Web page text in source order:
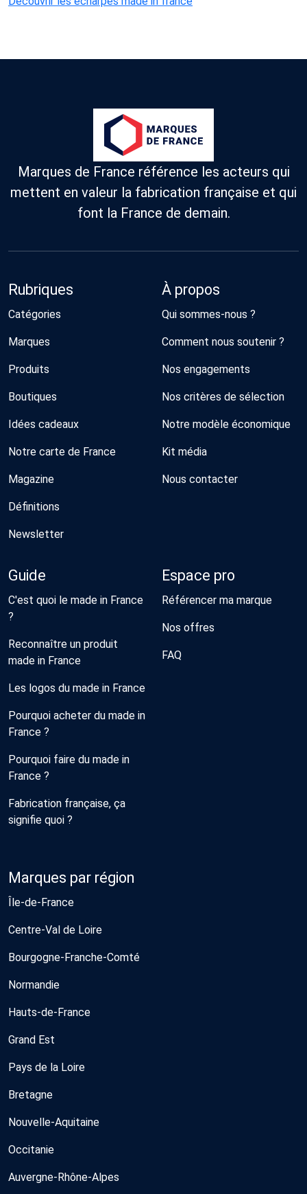
Marques de France référence les acteurs qui
mettent en valeur la fabrication française et qui
font la France de demain.
Rubriques
Catégories
Marques
Produits
Boutiques
Idées cadeaux
Notre carte de France
Magazine
Définitions
Newsletter
À propos
Qui sommes-nous ?
Comment nous soutenir ?
Nos engagements
Nos critères de sélection
Notre modèle économique
Kit média
Nous contacter
Guide
C'est quoi le made in France
?
Reconnaître un produit
made in France
Les logos du made in France
Pourquoi acheter du made in
France ?
Pourquoi faire du made in
France ?
Fabrication française, ça
signifie quoi ?
Espace pro
Référencer ma marque
Nos offres
FAQ
Marques par région
Île-de-France
Centre-Val de Loire
Bourgogne-Franche-Comté
Normandie
Hauts-de-France
Grand Est
Pays de la Loire
Bretagne
Nouvelle-Aquitaine
Occitanie
Auvergne-Rhône-Alpes